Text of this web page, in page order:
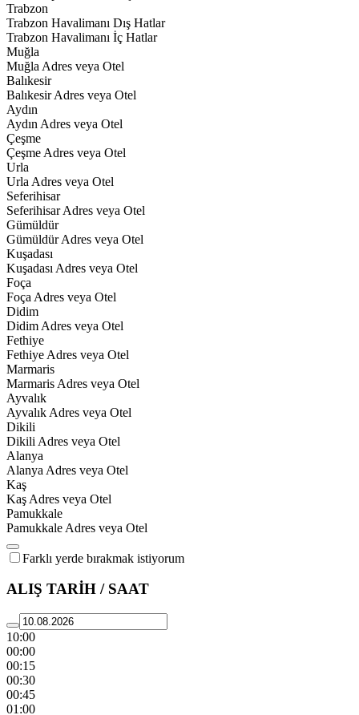
Trabzon
Trabzon Havalimanı Dış Hatlar
Trabzon Havalimanı İç Hatlar
Muğla
Muğla Adres veya Otel
Balıkesir
Balıkesir Adres veya Otel
Aydın
Aydın Adres veya Otel
Çeşme
Çeşme Adres veya Otel
Urla
Urla Adres veya Otel
Seferihisar
Seferihisar Adres veya Otel
Gümüldür
Gümüldür Adres veya Otel
Kuşadası
Kuşadası Adres veya Otel
Foça
Foça Adres veya Otel
Didim
Didim Adres veya Otel
Fethiye
Fethiye Adres veya Otel
Marmaris
Marmaris Adres veya Otel
Ayvalık
Ayvalık Adres veya Otel
Dikili
Dikili Adres veya Otel
Alanya
Alanya Adres veya Otel
Kaş
Kaş Adres veya Otel
Pamukkale
Pamukkale Adres veya Otel
Farklı yerde bırakmak istiyorum
ALIŞ TARİH / SAAT
10:00
00:00
00:15
00:30
00:45
01:00